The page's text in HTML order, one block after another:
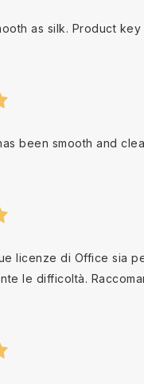
as silk. Product
been smooth and
licenze di Office sia
le difficoltà.